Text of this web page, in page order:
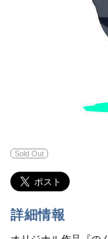
Sold Out
詳細情報